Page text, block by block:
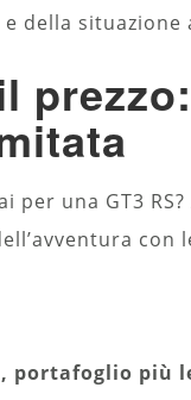
della
per una GT3
con
portafoglio più